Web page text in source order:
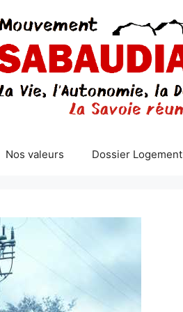
Nos valeurs Dossier Logement